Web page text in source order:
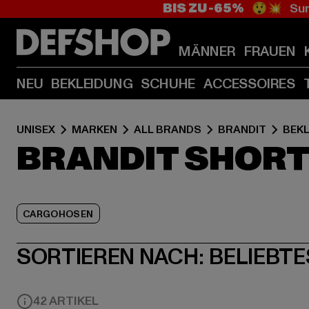
BIS ZU -65% 😲💥
MÄNNER FRAUEN
NEU BEKLEIDUNG SCHUHE ACCESSOIRES
UNISEX MARKEN ALL BRANDS BRANDIT
BRANDIT
CARGOHOSEN
SORTIEREN NACH:
42 ARTIKEL